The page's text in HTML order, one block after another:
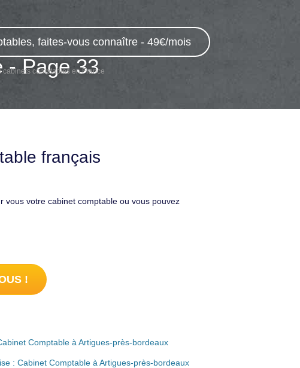
faites-vous connaître - 49€/mois
cabinets comptables en France
- Page 33
français
vous votre cabinet comptable ou vous pouvez
!
Comptable à Artigues-près-bordeaux
: Cabinet Comptable à Artigues-près-bordeaux